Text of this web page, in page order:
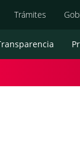
Trámites